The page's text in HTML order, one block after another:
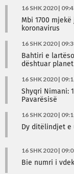
16 SHK 2020 |
Mbi 1700
koronavirus
16 SHK 2020 |
Bahtiri e
dështuar
16 SHK 2020 |
Shyqri Nimani:
Pavarësisë
16 SHK 2020 |
Dy ditëlindjet e
16 SHK 2020 |
Bie numri i